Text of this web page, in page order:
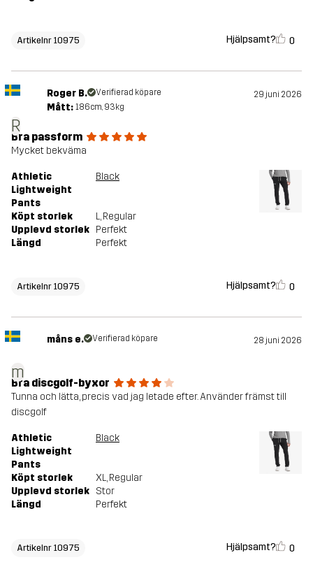
Artikelnr 10975 Hjälpsamt? 0
R
Roger B. Verifierad köpare 29 juni 2026
Mått: 186cm, 93kg
Bra passform
Mycket bekväma
Athletic
Lightweight
Pants
Black
Köpt storlek L, Regular
Upplevd storlek Perfekt
Längd
Perfekt
Artikelnr 10975 Hjälpsamt? 0
m
måns e. Verifierad köpare 28 juni 2026
Bra discgolf-byxor
Tunna och lätta, precis vad jag letade efter. Använder främst till
discgolf
Athletic
Lightweight
Pants
Black
Köpt storlek XL, Regular
Upplevd storlek Stor
Längd
Perfekt
Artikelnr 10975 Hjälpsamt? 0